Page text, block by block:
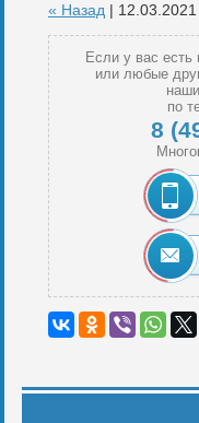
« Назад |
Если у вас есть
или любые
по
8